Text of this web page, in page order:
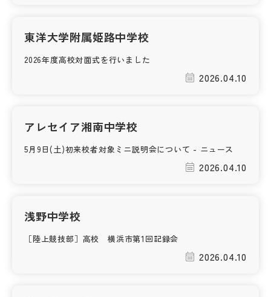
学校HP最新情報
個人情報保護方針
東洋大学附属姫路中学校
2026年度高校対面式を行いました
2026.04.10
アレセイア湘南中学校
5月9日(土)初来校者対象ミニ説明会について - ニュース
2026.04.10
浅野中学校
［陸上競技部］高校 横浜市第1回記録会
2026.04.10